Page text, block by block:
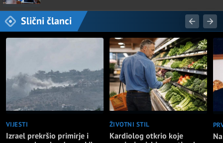
Slični članci
VIJESTI
Izrael prekršio primirje i
ŽIVOTNI STIL
Kardiolog otkrio koje